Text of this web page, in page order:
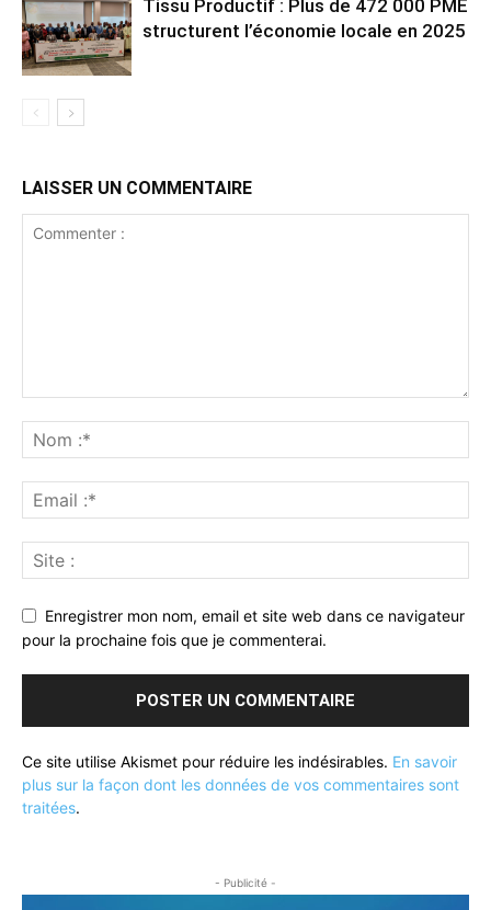
Tissu Productif : Plus de 472 000 PME
structurent l’économie locale en 2025
LAISSER UN COMMENTAIRE
Enregistrer mon nom, email et site web dans ce navigateur
pour la prochaine fois que je commenterai.
Ce site utilise Akismet pour réduire les indésirables. En savoir
plus sur la façon dont les données de vos commentaires sont
traitées.
- Publicité -